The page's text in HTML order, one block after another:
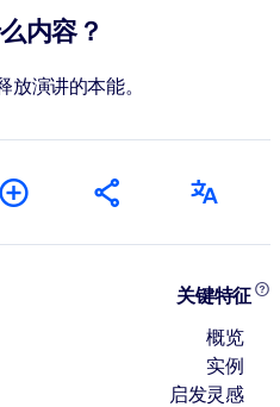
的人工智能系统提供动力，以改善输
内容？
放演讲的本能。
关键特征
概览
实例
启发灵感